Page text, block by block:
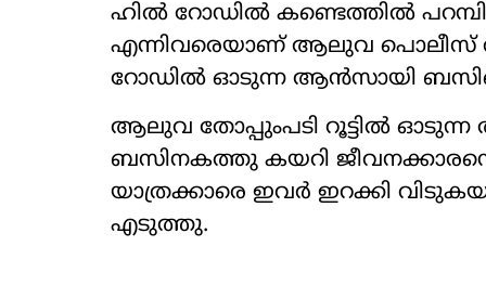
ഹിൽ റോഡിൽ കണ്ടെത്തിൽ
എന്നിവരെയാണ് ആലുവ പൊലീസ്
റോഡിൽ ഓടുന്ന ആൻസായി
ആലുവ തോപ്പുംപടി റൂട്ടിൽ ഓടുന്ന
ബസിനകത്തു കയറി
യാത്രക്കാരെ ഇവർ ഇറക്കി
എടുത്തു.